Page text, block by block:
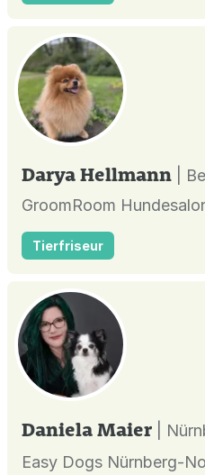
Darya Hellmann
|
GroomRoom
Tierfriseur
Daniela Maier
|
Easy Dogs Nürnberg-